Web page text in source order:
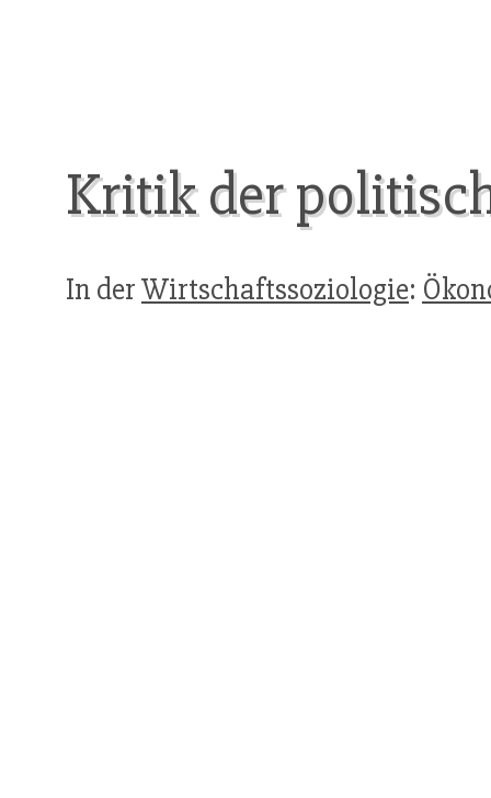
Kritik der
In derWirtschaftssoziologie: